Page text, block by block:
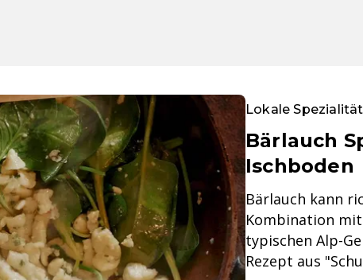
Lokale Spezialität
Bärlauch
Ischboden
Bärlauch kann
Kombination
typischen Alp-
Rezept aus